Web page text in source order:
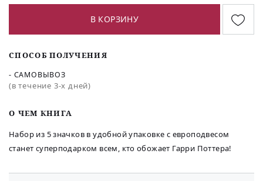
O ЧЕМ КНИГА
Набор из 5 значков в удобной упаковке с европодвесом
станет суперподарком всем, кто обожает Гарри Поттера!
В КОРЗИНУ
СПОСОБ ПОЛУЧЕНИЯ
- САМОВЫВОЗ
(в течение 3-х дней)